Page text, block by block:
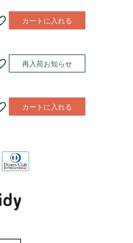
カートに入れる
再入荷お知らせ
カートに入れる